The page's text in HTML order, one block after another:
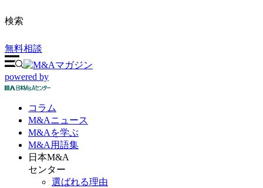
検索
無料相談
powered by
コラム
M&Aニュース
M&Aを学ぶ
M&A 用語集
日本M&A
センター
選ばれる理由